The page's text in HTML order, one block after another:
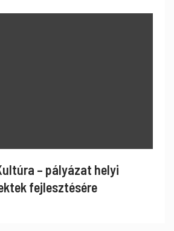
– pályázat helyi
fejlesztésére